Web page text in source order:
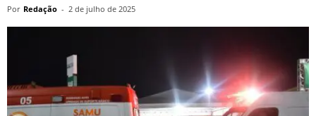
Por Redação - 2 de julho de 2025